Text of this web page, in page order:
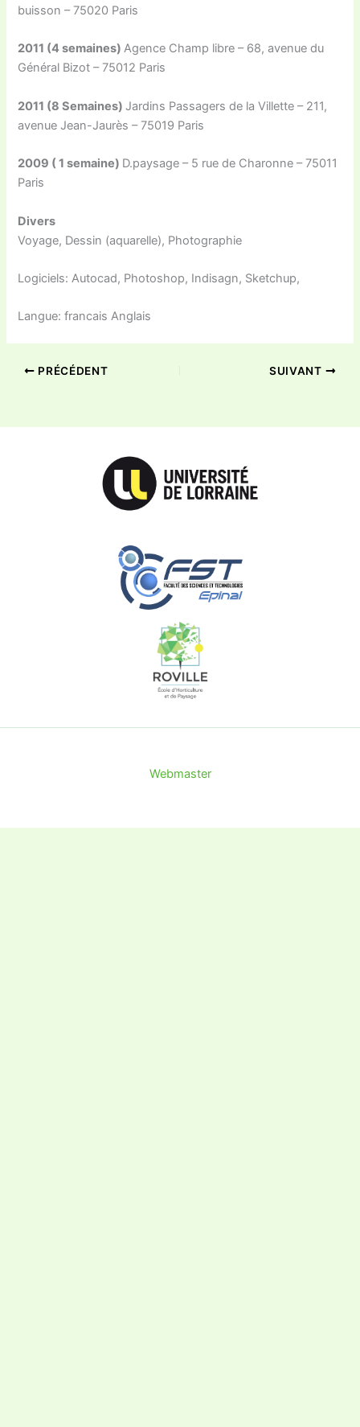
buisson – 75020 Paris
2011 (4 semaines)Agence Champ libre – 68, avenue du
Général Bizot – 75012 Paris
2011 (8 Semaines) Jardins Passagers de la Villette – 211,
avenue Jean-Jaurès – 75019 Paris
2009 ( 1 semaine) D.paysage – 5 rue de Charonne – 75011
Paris
Divers
Voyage, Dessin (aquarelle), Photographie
Logiciels: Autocad, Photoshop, Indisagn, Sketchup,
Langue: francais Anglais
PRÉCÉDENT SUIVANT
Webmaster